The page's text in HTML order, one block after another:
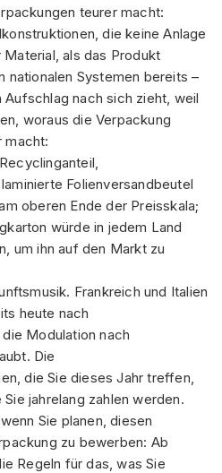
teurer macht:
die keine Anlage
als das Produkt
nationalen Systemen bereits –
nach sich zieht, weil
woraus die Verpackung
macht:
Folienversandbeutel
oberen Ende der Preisskala;
würde in jedem Land
um ihn auf den Markt zu
Frankreich und Italien
heute nach
Modulation nach
Die
die Sie dieses Jahr treffen,
jahrelang zahlen werden.
Sie planen, diesen
zu bewerben: Ab
Regeln für das, was Sie